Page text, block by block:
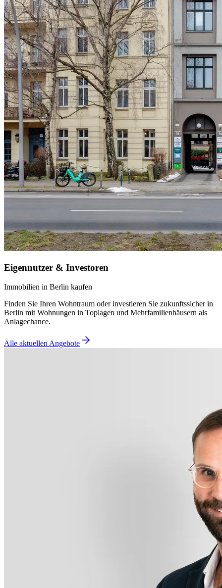
Eigennutzer & Investoren
Immobilien in Berlin kaufen
Finden Sie Ihren Wohntraum oder investieren Sie zukunftssicher in
Berlin mit Wohnungen in Toplagen und Mehrfamilienhäusern als
Anlagechance.
Alle aktuellen Angebote